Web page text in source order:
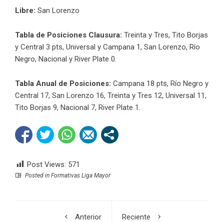
Libre: San Lorenzo
Tabla de Posiciones Clausura: Treinta y Tres, Tito Borjas
y Central 3 pts, Universal y Campana 1, San Lorenzo, Río
Negro, Nacional y River Plate 0.
Tabla Anual de Posiciones: Campana 18 pts, Río Negro y
Central 17, San Lorenzo 16, Treinta y Tres 12, Universal 11,
Tito Borjas 9, Nacional 7, River Plate 1.
Post Views: 571
Posted in Formativas Liga Mayor
Anterior
Reciente